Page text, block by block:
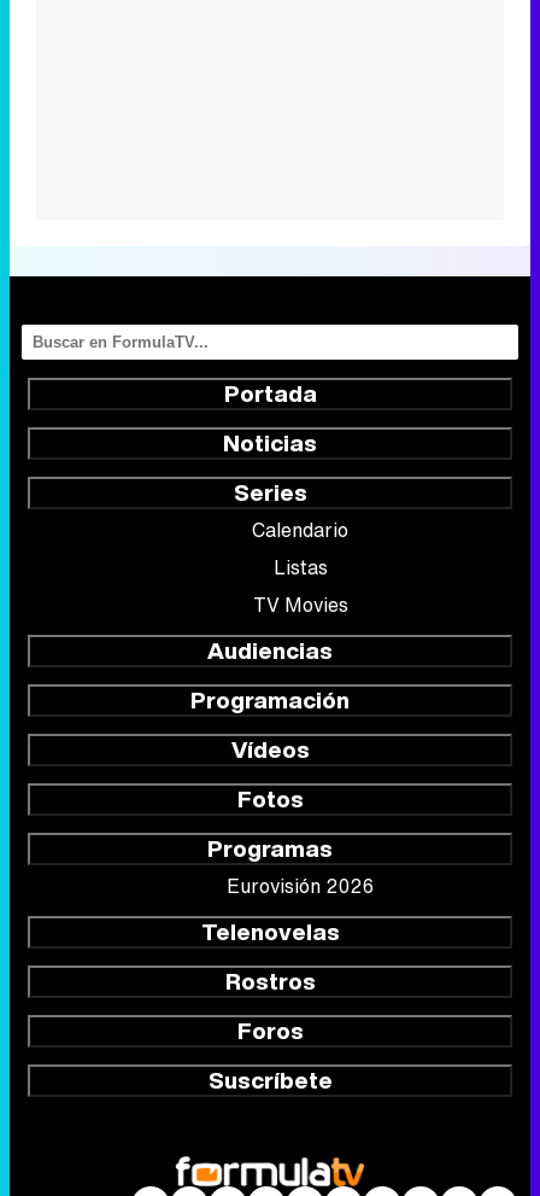
Portada
Noticias
Series
Calendario
Listas
TV Movies
Audiencias
Programación
Vídeos
Fotos
Programas
Eurovisión 2026
Telenovelas
Rostros
Foros
Suscríbete